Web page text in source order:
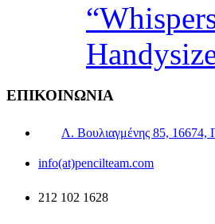
ΕΠΙΚΟΙΝΩΝΙΑ
Λ. Βουλιαγμένης 85, 16674,
info(at)pencilteam.com
212 102 1628